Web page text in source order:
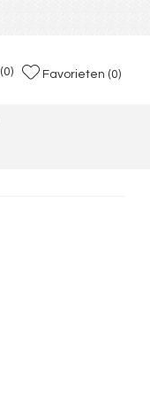
(0) Favorieten (0)